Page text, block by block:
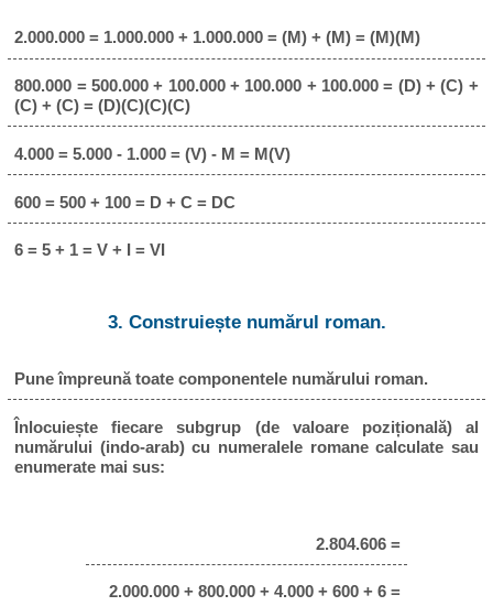
2.000.000 = 1.000.000 + 1.000.000 = (M) + (M) = (M)(M)
800.000 = 500.000 + 100.000 + 100.000 + 100.000 = (D) + (C) +
(C) + (C) = (D)(C)(C)(C)
4.000 = 5.000 - 1.000 = (V) - M = M(V)
600 = 500 + 100 = D + C = DC
6 = 5 + 1 = V + I = VI
3. Construiește numărul roman.
Pune împreună toate componentele numărului roman.
Înlocuiește fiecare subgrup (de valoare pozițională) al
numărului (indo-arab) cu numeralele romane calculate sau
enumerate mai sus:
2.804.606 =
2.000.000 + 800.000 + 4.000 + 600 + 6 =